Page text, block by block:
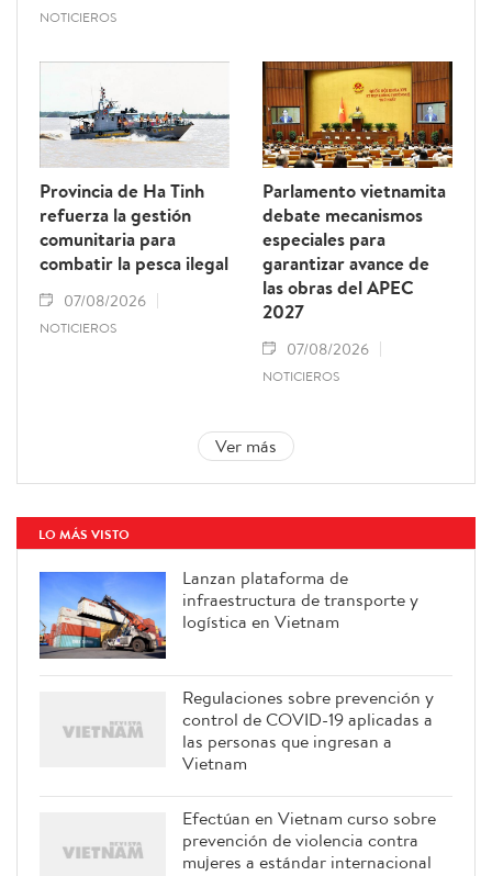
NOTICIEROS
Provincia de Ha Tinh
refuerza la gestión
comunitaria para
combatir la pesca ilegal
07/08/2026
NOTICIEROS
Parlamento vietnamita
debate mecanismos
especiales para
garantizar avance de
las obras del APEC
2027
07/08/2026
NOTICIEROS
Ver más
LO MÁS VISTO
Lanzan plataforma de
infraestructura de transporte y
logística en Vietnam
Regulaciones sobre prevención y
control de COVID-19 aplicadas a
las personas que ingresan a
Vietnam
Efectúan en Vietnam curso sobre
prevención de violencia contra
mujeres a estándar internacional